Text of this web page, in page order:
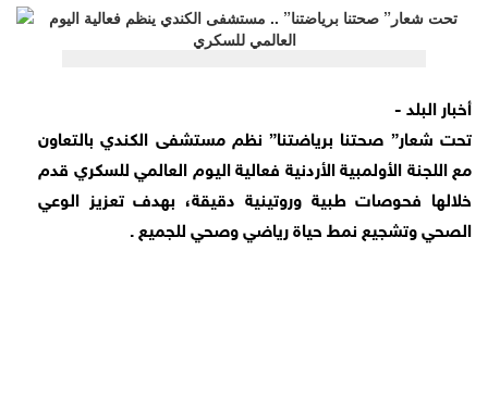
أخبار البلد -
تحت شعار” صحتنا برياضتنا” نظم مستشفى الكندي بالتعاون
مع اللجنة الأولمبية الأردنية فعالية اليوم العالمي للسكري قدم
خلالها فحوصات طبية وروتينية دقيقة، بهدف تعزيز الوعي
الصحي وتشجيع نمط حياة رياضي وصحي للجميع .